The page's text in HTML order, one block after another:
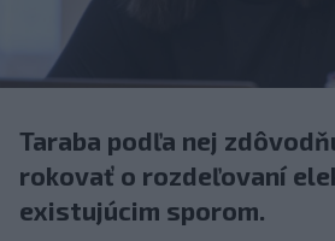
Taraba podľa nej
rokovať o rozdeľovaní
existujúcim sporom.